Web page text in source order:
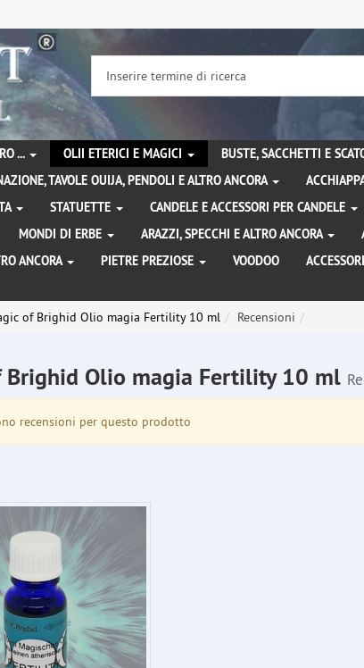
... OLII ETERICI E MAGICI
BUSTE, SACCHETTI E
TAVOLE OUIJA, PENDOLI E ALTRO ANCORA
STATUETTE
CANDELE E ACCESSORI PER CANDELE
MONDI DI ERBE ARAZZI, SPECCHI E ALTRO ANCORA
ANCORA PIETRE PREZIOSE VOODOO
ACCESSORI
of Brighid Olio magia Fertility 10 ml Recensioni
Brighid Olio magia Fertility 10 ml
recensioni per questo prodotto